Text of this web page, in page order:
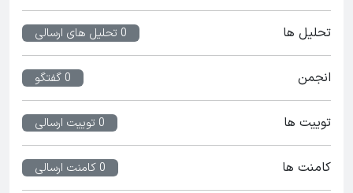
تحلیل ها 0 تحلیل های ارسالی
انجمن 0 گفتگو
توییت ها 0 توییت ارسالی
کامنت ها 0 کامنت ارسالی